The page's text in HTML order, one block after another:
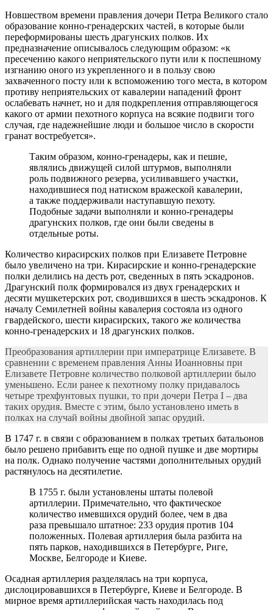
Новшеством времени правления дочери Петра Великого стало
образование конно-гренадерских частей, в которые были
переформированы шесть драгунских полков. Их
предназначение описывалось следующим образом: «к
пресечению какого неприятельского пути или к поспешному
изгнанию оного из укрепленного и в пользу свою
захваченного посту или к вспоможению того места, в котором
противу неприятельских от кавалерии нападений фронт
ослабевать начнет, но и для подкрепления отправляющегося
какого от армии пехотного корпуса на всякие подвиги того
случая, где надежнейшие люди и большое число в скорости
гранат востребуется».
Таким образом, конно-гренадеры, как и пешие,
являлись движущей силой штурмов, выполняли
роль подвижного резерва, усиливавшего участки,
находившиеся под натиском вражеской кавалерии,
а также поддерживали наступавшую пехоту.
Подобные задачи выполняли и конно-гренадеры
драгунских полков, где они были сведены в
отдельные роты.
Количество кирасирских полков при Елизавете Петровне
было увеличено на три. Кирасирские и конно-гренадерские
полки делились на десть рот, сведенных в пять эскадронов.
Драгунский полк формировался из двух гренадерских и
десяти мушкетерских рот, сводившихся в шесть эскадронов. К
началу Семилетней войны кавалерия состояла из одного
гвардейского, шести кирасирских, такого же количества
конно-гренадерских и 18 драгунских полков.
Преобразования артиллерии при императрице Елизавете. В
сравнении с временем правления Анны Иоанновны при
Елизавете Петровне количество полковой артиллерии было
уменьшено. Если ранее к пехотному полку придавалось
четыре трехфунтовых пушки, то при дочери Петра I – два
таких орудия. Вместе с этим, было установлено иметь в
полках на случай войны двойной запас орудий.
В 1747 г. в связи с образованием в полках третьих батальонов
было решено прибавить еще по одной пушке и две мортиры
на полк. Однако получение частями дополнительных орудий
растянулось на десятилетие.
В 1755 г. были установлены штаты полевой
артиллерии. Примечательно, что фактическое
количество имевшихся орудий более, чем в два
раза превышало штатное: 233 орудия против 104
положенных. Полевая артиллерия была разбита на
пять парков, находившихся в Петербурге, Риге,
Москве, Белгороде и Киеве.
Осадная артиллерия разделялась на три корпуса,
дислоцировавшихся в Петербурге, Киеве и Белгороде. В
мирное время артиллерийская часть находилась под